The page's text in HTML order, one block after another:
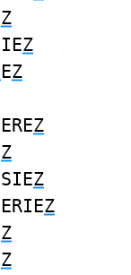
Z
Z
EZ
Z
Z
Z
Z
Z
Z